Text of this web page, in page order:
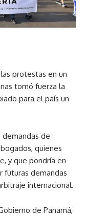
protestas en un
tomó fuerza la
para el país un
demandas de
quienes
y que pondría en
futuras demandas
internacional.
de Panamá,